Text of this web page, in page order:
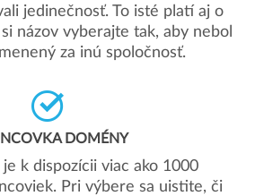
jedinečnosť. To isté platí aj o
názov vyberajte tak, aby nebol
za inú spoločnosť.
DOMÉNY
k dispozícii viac ako 1000
Pri výbere sa uistite, či